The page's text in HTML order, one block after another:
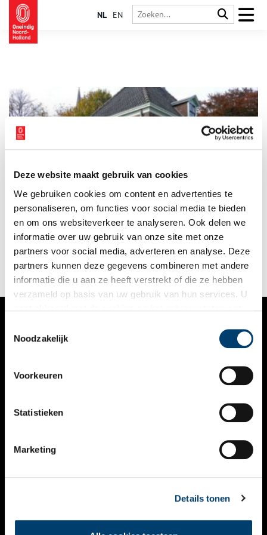
Deze website maakt gebruik van cookies
We gebruiken cookies om content en advertenties te
personaliseren, om functies voor social media te bieden
en om ons websiteverkeer te analyseren. Ook delen we
informatie over uw gebruik van onze site met onze
partners voor social media, adverteren en analyse. Deze
partners kunnen deze gegevens combineren met andere
informatie die u aan ze heeft verstrekt of die ze hebben
verzameld op basis van uw gebruik van hun services. U
Noodzakelijk
Voorkeuren
Statistieken
Marketing
Details tonen
NL EN
Het Raadhuis van Schellinkhout is een bijzonder achttiende-
eeuws gebouw, dat vroeger ook dienst deed als waag.
Tegenwoordig heeft het de functie van bibliotheek gekregen.
VERHALEN
KALENDER
THEMA’S
VIDEO’S
CONTACT